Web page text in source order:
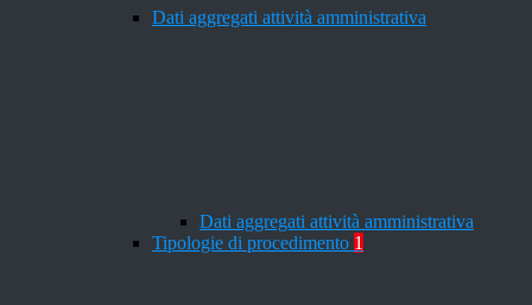
Dati aggregati attività amministrativa
Dati aggregati attività amministrativa
Tipologie di procedimento 1